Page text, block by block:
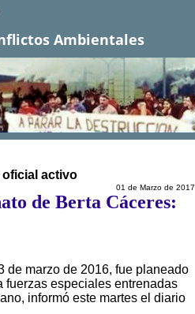
Ambientales
activo
01 de Marzo de 2017
de Berta Cáceres:
de marzo de 2016, fue planeado
especiales entrenadas
informó este martes el diario